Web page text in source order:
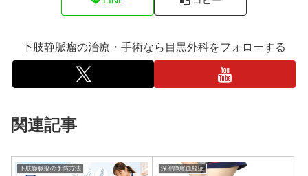
下肢静脈瘤の治療・手術なら目黒外科をフォローする
関連記事
下肢静脈瘤の予防方法 深部静脈血栓症